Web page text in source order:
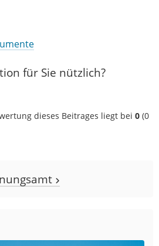
für Sie nützlich?
dieses Beitrages liegt bei 0 (0